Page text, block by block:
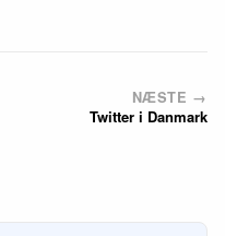
NÆSTE →
Twitter i Danmark